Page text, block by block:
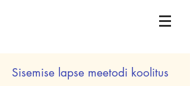
Sisemise lapse meetodi koolitus